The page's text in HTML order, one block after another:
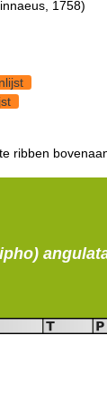
1758)
ribben